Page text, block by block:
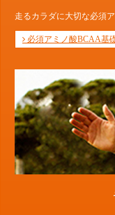
走るカラダに大切な必須
必須アミノ酸BCAA基